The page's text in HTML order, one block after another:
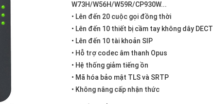
W73H/W56H/W59R/CP930W...
• Lên đến 20 cuộc gọi đồng thời
• Lên đến 10 thiết bị cầm tay không dây DECT
• Lên đến 10 tài khoản SIP
• Hỗ trợ codec âm thanh Opus
• Hệ thống giảm tiếng ồn
• Mã hóa bảo mật TLS và SRTP
• Không nâng cấp nhận thức